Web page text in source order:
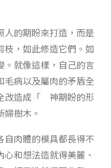
人的期盼來打造，而是
，如此修造它們。如
。就像這樣，自己的言
毛病以及屬肉的矛盾全
改造成「 神期盼的形
樹木。
自肉體的模具都長得不
和想法造就得美麗、